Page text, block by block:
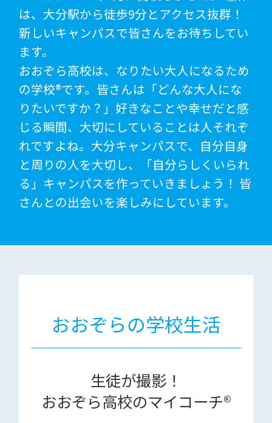
は、大分駅から徒歩9分とアクセス抜群！
新しいキャンパスで皆さんをお待ちしてい
ます。
おおぞら高校は、なりたい大人になるため
の学校®です。皆さんは「どんな大人にな
りたいですか？」好きなことや幸せだと感
じる瞬間、大切にしていることは人それぞ
れですよね。大分キャンパスで、自分自身
と周りの人を大切し、「自分らしくいられ
る」キャンパスを作っていきましょう！ 皆
さんとの出会いを楽しみにしています。
おおぞらの学校生活
生徒が撮影！
おおぞら高校のマイコーチ®